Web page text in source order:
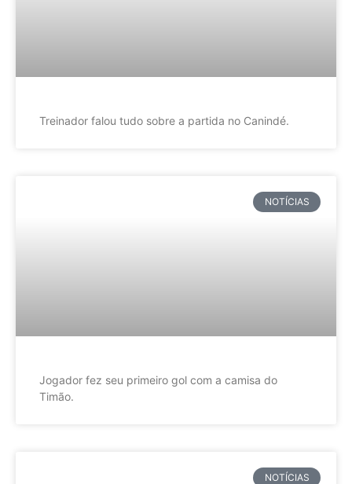
Treinador falou tudo sobre a partida no Canindé.
NOTÍCIAS
Jogador fez seu primeiro gol com a camisa do
Timão.
NOTÍCIAS